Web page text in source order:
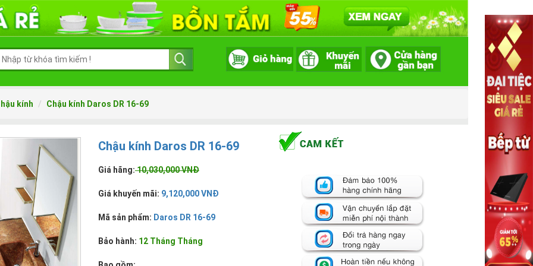
kính Chậu kính Daros DR 16-69
Chậu kính Daros DR 16-69
Giá hãng:10,030,000 VNĐ
Giá khuyến mãi: 9,120,000 VNĐ
Mã sản phẩm: Daros DR 16-69
Bảo hành: 12 Tháng Tháng